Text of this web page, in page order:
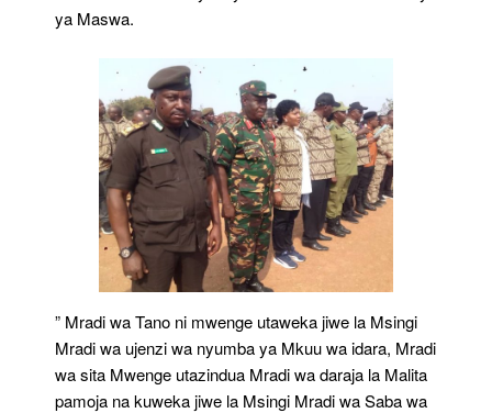
ya Maswa.
” Mradi wa Tano ni mwenge utaweka jiwe la Msingi
Mradi wa ujenzi wa nyumba ya Mkuu wa idara, Mradi
wa sita Mwenge utazindua Mradi wa daraja la Malita
pamoja na kuweka jiwe la Msingi Mradi wa Saba wa